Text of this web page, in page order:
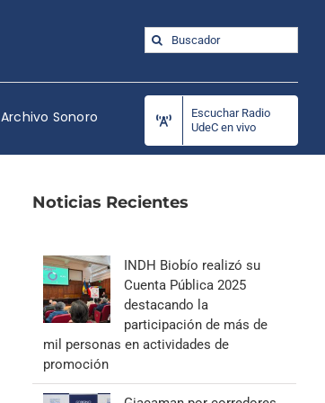
Buscar:
Archivo Sonoro
Escuchar Radio
UdeC en vivo
Noticias Recientes
INDH Biobío realizó su
Cuenta Pública 2025
destacando la
participación de más de
mil personas en actividades de
promoción